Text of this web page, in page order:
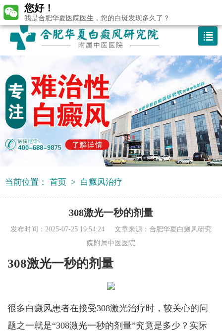
当前位置： 首页 > 白癜风治疗
308激光一秒的剂量
发布时间：2025-07-25 19:54:24 文章来源： 合肥华夏白癜风研究
院附属中医医院
308激光一秒的剂量
很多白癜风患者在接受308激光治疗时，较关心的问
题之一就是“308激光一秒的剂量”究竟是多少？实际
您好！
我是合肥华夏医院医生，您的白斑发现多久了？